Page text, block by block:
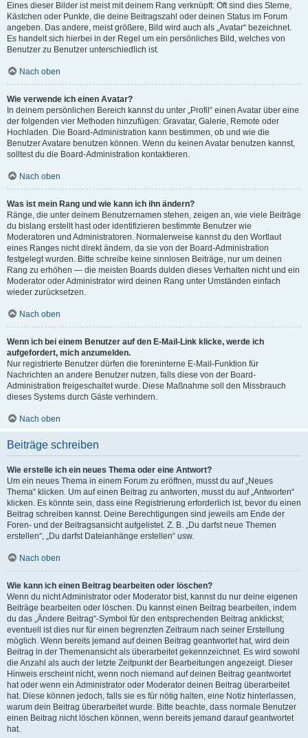
Eines dieser Bilder ist meist mit deinem Rang verknüpft: Oft sind dies Sterne,
Kästchen oder Punkte, die deine Beitragszahl oder deinen Status im Forum
angeben. Das andere, meist größere, Bild wird auch als „Avatar“ bezeichnet.
Es handelt sich hierbei in der Regel um ein persönliches Bild, welches von
Benutzer zu Benutzer unterschiedlich ist.
Nach oben
Wie verwende ich einen Avatar?
In deinem persönlichen Bereich kannst du unter „Profil“ einen Avatar über eine
der folgenden vier Methoden hinzufügen: Gravatar, Galerie, Remote oder
Hochladen. Die Board-Administration kann bestimmen, ob und wie die
Benutzer Avatare benutzen können. Wenn du keinen Avatar benutzen kannst,
solltest du die Board-Administration kontaktieren.
Nach oben
Was ist mein Rang und wie kann ich ihn ändern?
Ränge, die unter deinem Benutzernamen stehen, zeigen an, wie viele Beiträge
du bislang erstellt hast oder identifizieren bestimmte Benutzer wie
Moderatoren und Administratoren. Normalerweise kannst du den Wortlaut
eines Ranges nicht direkt ändern, da sie von der Board-Administration
festgelegt wurden. Bitte schreibe keine sinnlosen Beiträge, nur um deinen
Rang zu erhöhen — die meisten Boards dulden dieses Verhalten nicht und ein
Moderator oder Administrator wird deinen Rang unter Umständen einfach
wieder zurücksetzen.
Nach oben
Wenn ich bei einem Benutzer auf den E-Mail-Link klicke, werde ich
aufgefordert, mich anzumelden.
Nur registrierte Benutzer dürfen die foreninterne E-Mail-Funktion für
Nachrichten an andere Benutzer nutzen, falls diese von der Board-
Administration freigeschaltet wurde. Diese Maßnahme soll den Missbrauch
dieses Systems durch Gäste verhindern.
Nach oben
Beiträge schreiben
Wie erstelle ich ein neues Thema oder eine Antwort?
Um ein neues Thema in einem Forum zu eröffnen, musst du auf „Neues
Thema“ klicken. Um auf einen Beitrag zu antworten, musst du auf „Antworten“
klicken. Es könnte sein, dass eine Registrierung erforderlich ist, bevor du einen
Beitrag schreiben kannst. Deine Berechtigungen sind jeweils am Ende der
Foren- und der Beitragsansicht aufgelistet. Z. B. „Du darfst neue Themen
erstellen“, „Du darfst Dateianhänge erstellen“ usw.
Nach oben
Wie kann ich einen Beitrag bearbeiten oder löschen?
Wenn du nicht Administrator oder Moderator bist, kannst du nur deine eigenen
Beiträge bearbeiten oder löschen. Du kannst einen Beitrag bearbeiten, indem
du das „Ändere Beitrag“-Symbol für den entsprechenden Beitrag anklickst;
eventuell ist dies nur für einen begrenzten Zeitraum nach seiner Erstellung
möglich. Wenn bereits jemand auf deinen Beitrag geantwortet hat, wird dein
Beitrag in der Themenansicht als überarbeitet gekennzeichnet. Es wird sowohl
die Anzahl als auch der letzte Zeitpunkt der Bearbeitungen angezeigt. Dieser
Hinweis erscheint nicht, wenn noch niemand auf deinen Beitrag geantwortet
hat oder wenn ein Administrator oder Moderator deinen Beitrag überarbeitet
hat. Diese können jedoch, falls sie es für nötig halten, eine Notiz hinterlassen,
warum dein Beitrag überarbeitet wurde. Bitte beachte, dass normale Benutzer
einen Beitrag nicht löschen können, wenn bereits jemand darauf geantwortet
hat.